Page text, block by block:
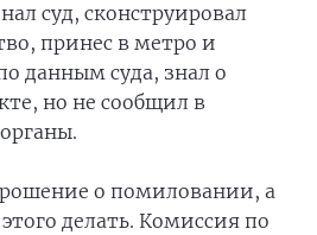
суд, сконструировал
принес в метро и
данным суда, знал о
но не сообщил в
о помиловании, а
делать. Комиссия по